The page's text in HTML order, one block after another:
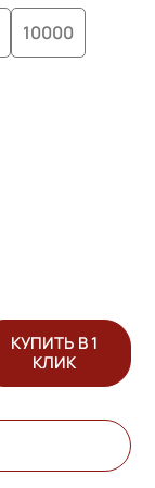
10000
КУПИТЬ В 1
КЛИК